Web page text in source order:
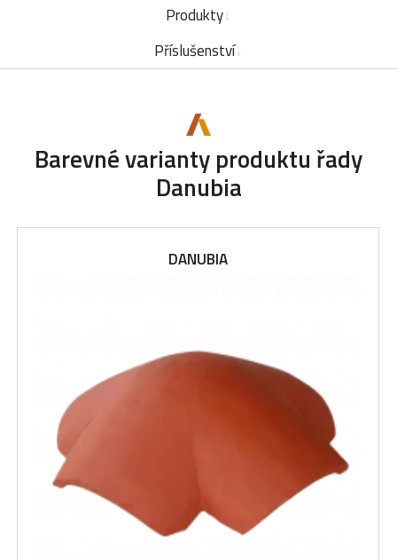
Produkty
Příslušenství
Barevné varianty produktu řady
Danubia
DANUBIA